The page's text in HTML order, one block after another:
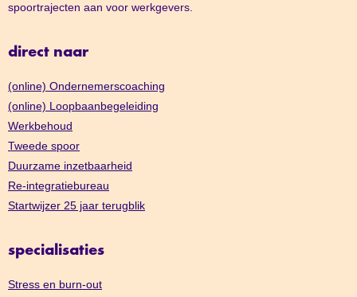
spoortrajecten aan voor werkgevers.
direct naar
(online) Ondernemerscoaching
(online) Loopbaanbegeleiding
Werkbehoud
Tweede spoor
Duurzame inzetbaarheid
Re-integratiebureau
Startwijzer 25 jaar terugblik
specialisaties
Stress en burn-out